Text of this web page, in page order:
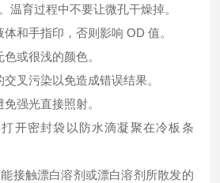
温育过程中不要让微孔干燥掉。
和手指印，否则影响 OD 值。
或很浅的颜色。
叉污染以免造成错误结果。
强光直接照射。
开密封袋以防水滴凝聚在冷板条
接触漂白溶剂或漂白溶剂所散发的